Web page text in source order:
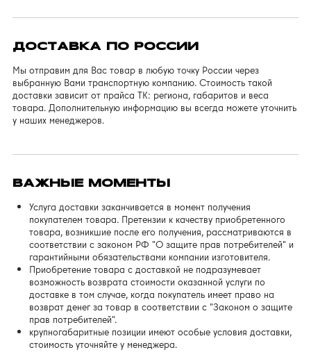
ДОСТАВКА ПО РОССИИ
Мы отправим для Вас товар в любую точку России через
выбранную Вами транспортную компанию. Стоимость такой
доставки зависит от прайса ТК: региона, габаритов и веса
товара. Дополнительную информацию вы всегда можете уточнить
у наших менеджеров.
ВАЖНЫЕ МОМЕНТЫ
Услуга доставки заканчивается в момент получения
покупателем товара. Претензии к качеству приобретенного
товара, возникшие после его получения, рассматриваются в
соответствии с законом РФ "О защите прав потребителей" и
гарантийными обязательствами компании изготовителя.
Приобретение товара с доставкой не подразумевает
возможность возврата стоимости оказанной услуги по
доставке в том случае, когда покупатель имеет право на
возврат денег за товар в соответствии с "Законом о защите
прав потребителей".
крупногабаритные позиции имеют особые условия доставки,
стоимость уточняйте у менеджера.